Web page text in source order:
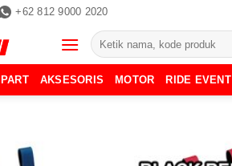
+62 812 9000 2020
Pencarian
untuk:
PART AKSESORIS MOTOR RIDE EVENT